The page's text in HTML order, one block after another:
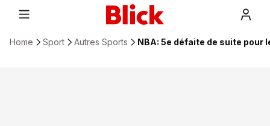
Home Sport Autres Sports NBA: 5e défaite de suite pour